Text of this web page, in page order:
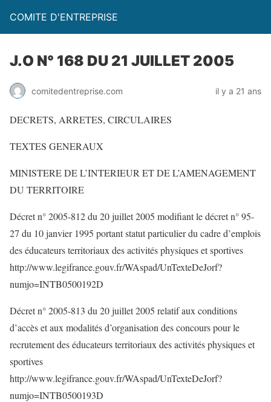
COMITE D'ENTREPRISE
J.O N° 168 DU 21 JUILLET 2005
comitedentreprise.com il y a 21 ans
DECRETS, ARRETES, CIRCULAIRES
TEXTES GENERAUX
MINISTERE DE L’INTERIEUR ET DE L’AMENAGEMENT
DU TERRITOIRE
Décret n° 2005-812 du 20 juillet 2005 modifiant le décret n° 95-
27 du 10 janvier 1995 portant statut particulier du cadre d’emplois
des éducateurs territoriaux des activités physiques et sportives
http://www.legifrance.gouv.fr/WAspad/UnTexteDeJorf?
numjo=INTB0500192D
Décret n° 2005-813 du 20 juillet 2005 relatif aux conditions
d’accès et aux modalités d’organisation des concours pour le
recrutement des éducateurs territoriaux des activités physiques et
sportives
http://www.legifrance.gouv.fr/WAspad/UnTexteDeJorf?
numjo=INTB0500193D